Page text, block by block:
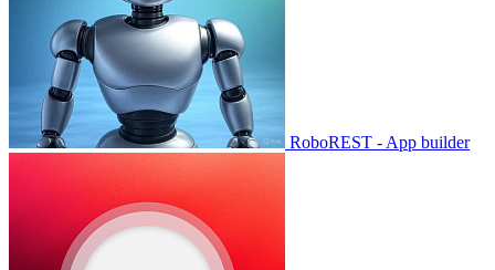
RoboREST - App builder